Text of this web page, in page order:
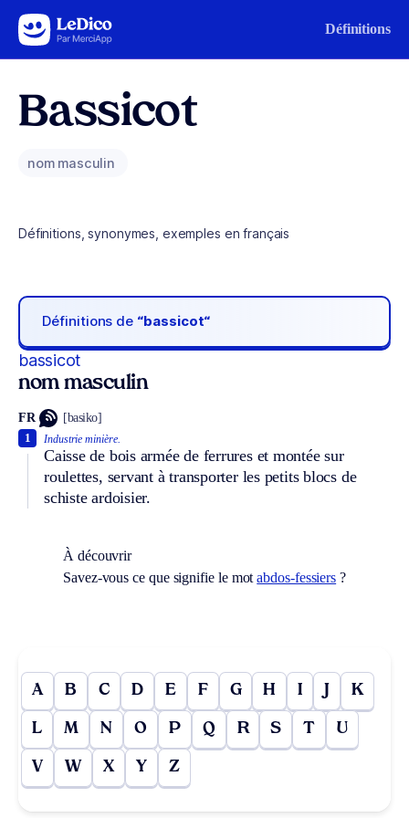
Aller au contenu Définitions
Bassicot
nom masculin
Définitions, synonymes, exemples en français
Définitions de “bassicot“
bassicot
nom masculin
FR [basiko]
Industrie minière.
Caisse de bois armée de ferrures et montée sur
roulettes, servant à transporter les petits blocs de
schiste ardoisier.
1
À découvrir
Savez-vous ce que signifie le motabdos-fessiers ?
A B C D E F G H I J K
L M N O P Q R S T U
V W X Y Z